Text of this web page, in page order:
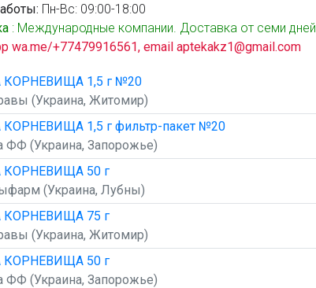
Пн-Вс: 09:00-18:00
: Международные компании. Доставка от семи дней
wa.me/+77479916561, email aptekakz1@gmail.com
КОРНЕВИЩА 1,5 г №20
(Украина, Житомир)
1,5 г фильтр-пакет №20
ФФ (Украина, Запорожье)
КОРНЕВИЩА 50 г
(Украина, Лубны)
КОРНЕВИЩА 75 г
(Украина, Житомир)
КОРНЕВИЩА 50 г
ФФ (Украина, Запорожье)